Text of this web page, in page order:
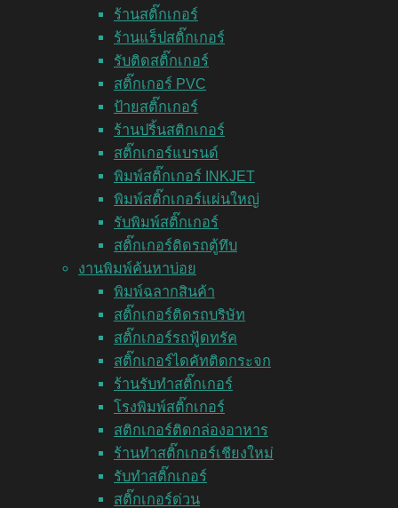
ร้านสติ๊กเกอร์
ร้านแร็ปสติ๊กเกอร์
รับติดสติ๊กเกอร์
สติ๊กเกอร์ PVC
ป้ายสติ๊กเกอร์
ร้านปริ้นสติกเกอร์
สติ๊กเกอร์แบรนด์
พิมพ์สติ๊กเกอร์ INKJET
พิมพ์สติ๊กเกอร์แผ่นใหญ่
รับพิมพ์สติ๊กเกอร์
สติ๊กเกอร์ติดรถตู้ทึบ
งานพิมพ์ค้นหาบ่อย
พิมพ์ฉลากสินค้า
สติ๊กเกอร์ติดรถบริษัท
สติ๊กเกอร์รถฟู้ดทรัค
สติ๊กเกอร์ไดคัทติดกระจก
ร้านรับทำสติ๊กเกอร์
โรงพิมพ์สติ๊กเกอร์
สติกเกอร์ติดกล่องอาหาร
ร้านทำสติ๊กเกอร์เชียงใหม่
รับทำสติ๊กเกอร์
สติ๊กเกอร์ด่วน